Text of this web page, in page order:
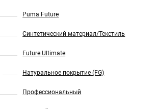
Puma Future
Синтетический материал/Текстиль
Future Ultimate
Натуральное покрытие (FG)
Профессиональный